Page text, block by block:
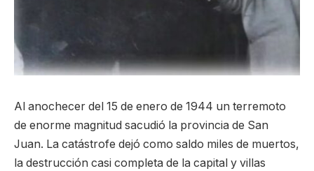
Al anochecer del 15 de enero de 1944 un terremoto
de enorme magnitud sacudió la provincia de San
Juan. La catástrofe dejó como saldo miles de muertos,
la destrucción casi completa de la capital y villas